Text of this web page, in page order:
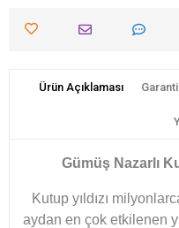
Ürün Açıklaması
Gümüş Nazarlı
Kutup yıldızı
aydan en çok etkilenen